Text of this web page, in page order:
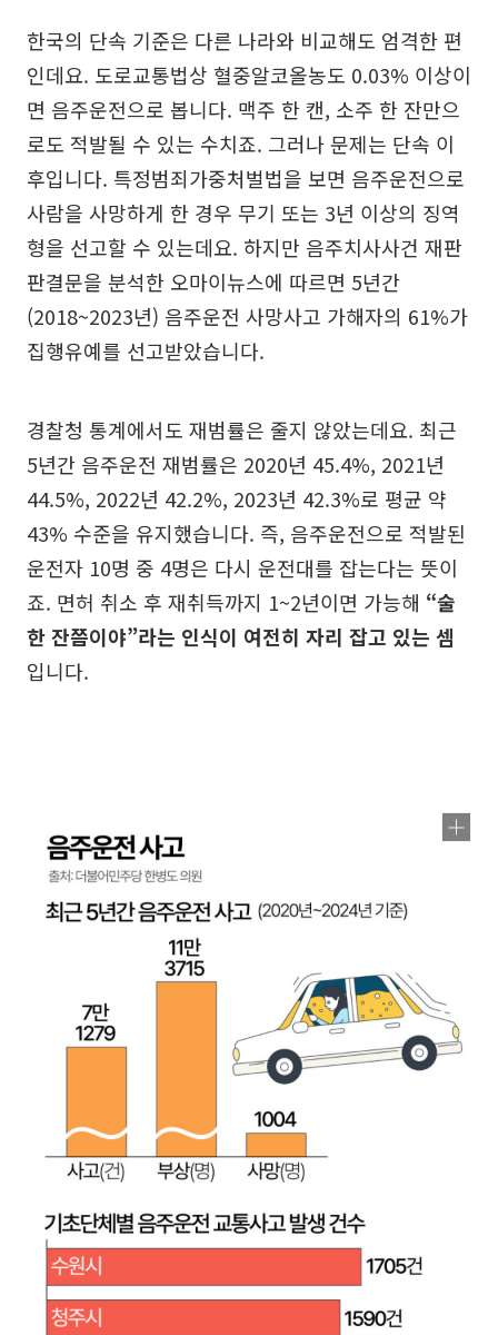
한국의 단속 기준은 다른 나라와 비교해도 엄격한 편
인데요. 도로교통법상 혈중알코올농도 0.03% 이상이
면 음주운전으로 봅니다. 맥주 한 캔, 소주 한 잔만으
로도 적발될 수 있는 수치죠. 그러나 문제는 단속 이
후입니다. 특정범죄가중처벌법을 보면 음주운전으로
사람을 사망하게 한 경우 무기 또는 3년 이상의 징역
형을 선고할 수 있는데요. 하지만 음주치사사건 재판
판결문을 분석한 오마이뉴스에 따르면 5년간
(2018~2023년) 음주운전 사망사고 가해자의 61%가
집행유예를 선고받았습니다.
경찰청 통계에서도 재범률은 줄지 않았는데요. 최근
5년간 음주운전 재범률은 2020년 45.4%, 2021년
44.5%, 2022년 42.2%, 2023년 42.3%로 평균 약
43% 수준을 유지했습니다. 즉, 음주운전으로 적발된
운전자 10명 중 4명은 다시 운전대를 잡는다는 뜻이
죠. 면허 취소 후 재취득까지 1~2년이면 가능해 “술
한 잔쯤이야”라는 인식이 여전히 자리 잡고 있는 셈
입니다.